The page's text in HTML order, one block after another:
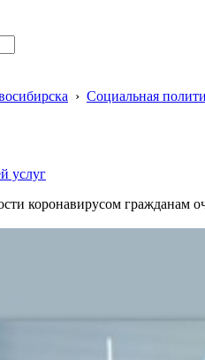
› Социальная
услуг
коронавирусом гражданам